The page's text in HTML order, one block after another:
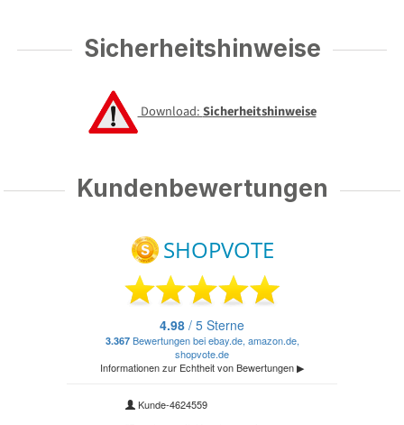
Sicherheitshinweise
Download:Sicherheitshinweise
Kundenbewertungen